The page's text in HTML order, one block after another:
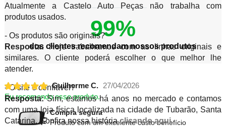
Atualmente a Castelo Auto Peças não trabalha com
produtos usados.
- Os produtos são originais?
Resposta:Hoje trabalhamos com as linhas originais e
similares. O cliente poderá escolher o que melhor lhe
atender.
- O site é confiável?
Resposta:Sim, estamos há anos no mercado e contamos
com uma loja física localizada na cidade de Tubarão, Santa
Catarina. Confira nossa históriaclicando aqui.
99%
dos clientes recomendam nossos produtos
Guilherme C. 27/04/2026
Eu recomendo esse produto.
Compra segura
Produto com um excelente custo benefício